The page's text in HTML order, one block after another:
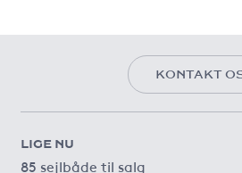
KONTAKT
LIGE NU
85 sejlbåde til salg